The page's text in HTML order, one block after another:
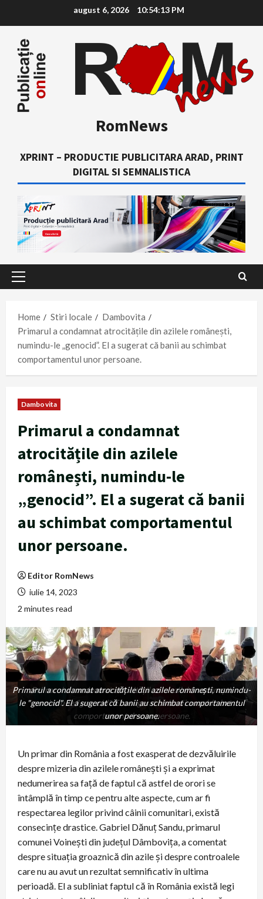
content
august 6, 2026 10:54:14 PM
RomNews
XPRINT – PRODUCTIE PUBLICITARA ARAD, PRINT
DIGITAL SI SEMNALISTICA
Primary
Home
Stiri locale
Dambovita
Primarul a condamnat atrocitățile din azilele românești,
numindu-le „genocid”. El a sugerat că banii au schimbat
comportamentul unor persoane.
Dambovita
Primarul a condamnat
atrocitățile din azilele
românești, numindu-le
„genocid”. El a sugerat că banii
au schimbat comportamentul
unor persoane.
Editor RomNews
iulie 14, 2023
2 minutes read
Primarul a condamnat atrocitățile din azilele românești,
numindu-le "genocid". El a sugerat că banii au schimbat
comportamentul unor persoane.
Primarul a condamnat atrocitățile din azilele românești, numindu-
le "genocid". El a sugerat că banii au schimbat comportamentul
unor persoane.
Un primar din România a fost exasperat de dezvăluirile
despre mizeria din azilele românești și a exprimat
nedumerirea sa față de faptul că astfel de orori se
întâmplă în timp ce pentru alte aspecte, cum ar fi
respectarea legilor privind câinii comunitari, există
consecințe drastice. Gabriel Dănuț Sandu, primarul
comunei Voinești din județul Dâmbovița, a comentat
despre situația groaznică din azile și despre controalele
care nu au avut un rezultat semnificativ în ultima
perioadă. El a subliniat faptul că în România există legi